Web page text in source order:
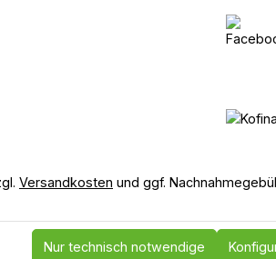
Versandkosten und ggf.
Nur technisch notwendige